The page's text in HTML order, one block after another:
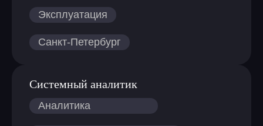
Санкт-Петербург
Системный аналитик